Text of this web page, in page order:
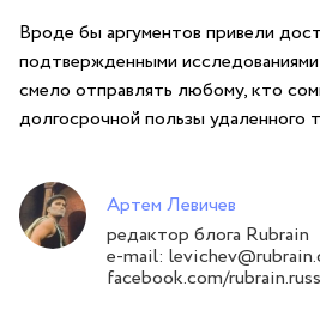
Вроде бы аргументов привели
подтвержденными
смело отправлять любому, кто
долгосрочной пользы удаленного
Артем Левичев
редактор блога Rubrain
e-mail:
facebook.com/